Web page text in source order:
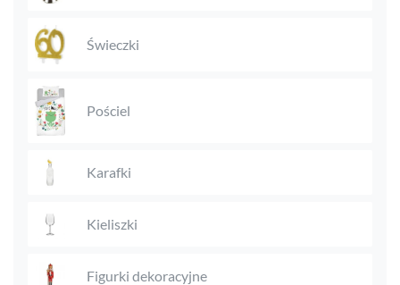
Świeczki
Pościel
Karafki
Kieliszki
Figurki dekoracyjne